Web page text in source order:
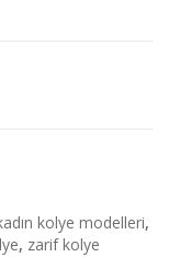
kolye modelleri,
, zarif kolye